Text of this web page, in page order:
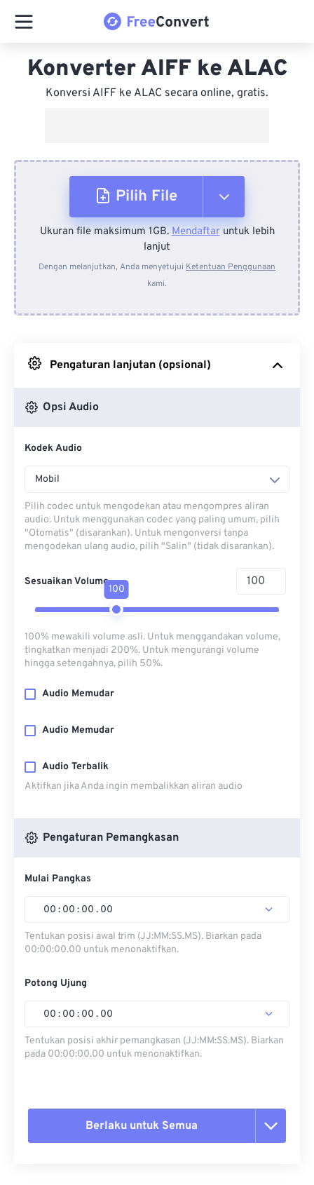
Konverter AIFF ke ALAC
Konversi AIFF ke ALAC secara online, gratis.
Pilih File
Dari Perangkat
Dari Dropbox
Ukuran file maksimum 1GB.Mendaftaruntuk lebih
lanjut
Dengan melanjutkan, Anda menyetujui Ketentuan Penggunaan
kami.
Pengaturan lanjutan (opsional)
Opsi Audio
Kodek Audio
Mobil
Pilih codec untuk mengodekan atau mengompres aliran
audio. Untuk menggunakan codec yang paling umum, pilih
"Otomatis" (disarankan). Untuk mengonversi tanpa
mengodekan ulang audio, pilih "Salin" (tidak disarankan).
Sesuaikan Volume
100
100% mewakili volume asli. Untuk menggandakan volume,
tingkatkan menjadi 200%. Untuk mengurangi volume
hingga setengahnya, pilih 50%.
Audio Memudar
Audio Memudar
Audio Terbalik
Aktifkan jika Anda ingin membalikkan aliran audio
Pengaturan Pemangkasan
Mulai Pangkas
00 : 00 : 00 . 00
Tentukan posisi awal trim (JJ:MM:SS.MS). Biarkan pada
00:00:00.00 untuk menonaktifkan.
Potong Ujung
00 : 00 : 00 . 00
Tentukan posisi akhir pemangkasan (JJ:MM:SS.MS). Biarkan
pada 00:00:00.00 untuk menonaktifkan.
Berlaku untuk Semua